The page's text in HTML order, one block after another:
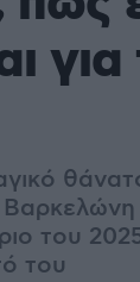
του
του